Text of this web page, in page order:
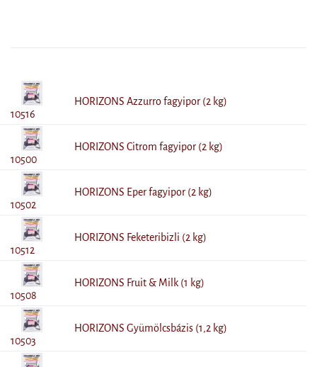
10516
HORIZONS Azzurro fagyipor (2 kg)
10500
HORIZONS Citrom fagyipor (2 kg)
10502
HORIZONS Eper fagyipor (2 kg)
10512
HORIZONS Feketeribizli (2 kg)
10508
HORIZONS Fruit & Milk (1 kg)
10503
HORIZONS Gyümölcsbázis (1,2 kg)